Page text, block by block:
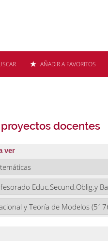
AÑADIR A FAVORITOS
docentes
ver